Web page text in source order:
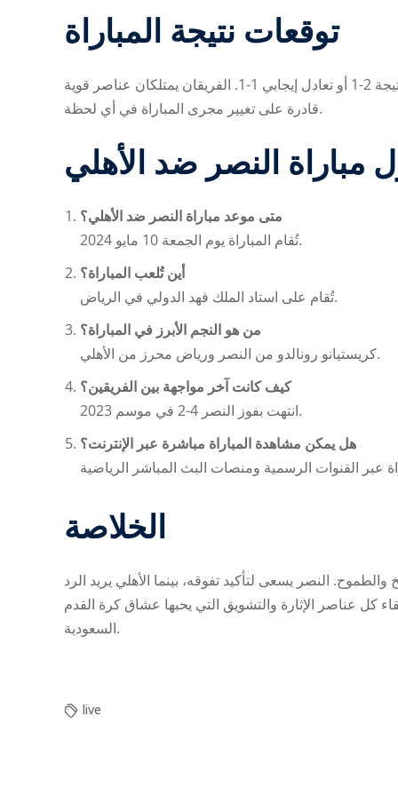
توقعات نتيجة المباراة
يتوقع العديد من الخبراء أن تنتهي المباراة بنتيجة متقاربة، ربما بفوز النصر بنتيجة 2-1 أو تعادل إيجابي 1-1. الفريقان يمتلكان عناصر قوية
قادرة على تغيير مجرى المباراة في أي لحظة.
مباراة النصر ضد الأهلي
متى موعد مباراة النصر ضد الأهلي؟
تُقام المباراة يوم الجمعة 10 مايو 2024.
أين تُلعب المباراة؟
تُقام على استاد الملك فهد الدولي في الرياض.
من هو النجم الأبرز في المباراة؟
كريستيانو رونالدو من النصر ورياض محرز من الأهلي.
كيف كانت آخر مواجهة بين الفريقين؟
انتهت بفوز النصر 4-2 في موسم 2023.
هل يمكن مشاهدة المباراة مباشرة عبر الإنترنت؟
الخلاصة
النصر يسعى لتأكيد تفوقه، بينما الأهلي يريد الرد
كل عناصر الإثارة والتشويق التي يحبها عشاق كرة القدم
السعودية.
live